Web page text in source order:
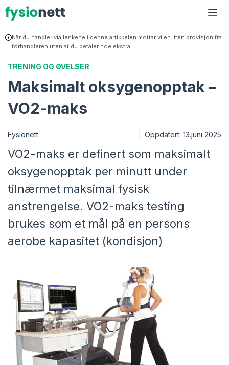
Hopp
til
innhold
Når du handler via lenkene i denne artikkelen mottar vi en liten provisjon fra
forhandleren uten at du betaler noe ekstra.
TRENING OG ØVELSER
Maksimalt oksygenopptak –
VO2-maks
Fysionett Oppdatert: 13.juni 2025
VO2-maks er definert som maksimalt
oksygenopptak per minutt under
tilnærmet maksimal fysisk
anstrengelse. VO2-maks testing
brukes som et mål på en persons
aerobe kapasitet (kondisjon)